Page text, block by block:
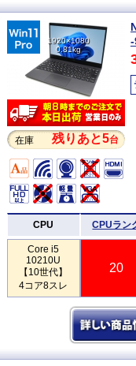
1920×1080
0.81kg
在庫 残りあと5台
CPU CPUラン
Core i5
10210U
【10世代】
4コア8スレ
20